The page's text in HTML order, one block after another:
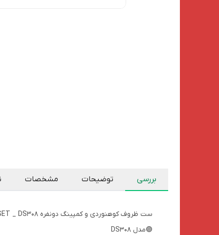
بررسی توضیحات مشخصات
ست ظروف کوهنوردی و کمپینگ دونفره COOKING SET _ DS308
🟣مدل DS308